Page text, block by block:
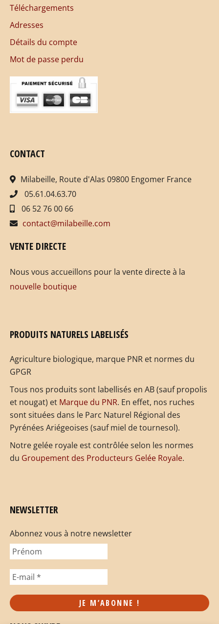
Téléchargements
Adresses
Détails du compte
Mot de passe perdu
CONTACT
Milabeille, Route d'Alas 09800 Engomer France
05.61.04.63.70
06 52 76 00 66
contact@milabeille.com
VENTE DIRECTE
Nous vous accueillons pour la vente directe à la
nouvelle boutique
PRODUITS NATURELS LABELISÉS
Agriculture biologique, marque PNR et normes du
GPGR
Tous nos produits sont labellisés en AB (sauf propolis
et nougat) et Marque du PNR. En effet, nos ruches
sont situées dans le Parc Naturel Régional des
Pyrénées Ariégeoises (sauf miel de tournesol).
Notre gelée royale est contrôlée selon les normes
du Groupement des Producteurs Gelée Royale.
NEWSLETTER
Abonnez vous à notre newsletter